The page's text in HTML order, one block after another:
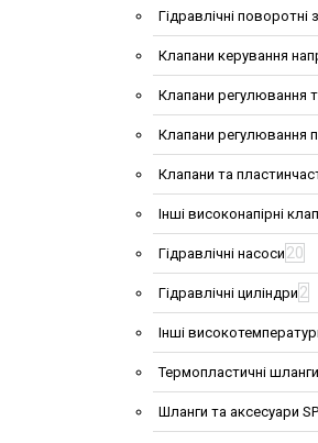
Гідравлічні поворотні
Клапани керування
Клапани регулювання
Клапани регулювання
Клапани та
Інші високонапірні
Гідравлічні насоси 20
Гідравлічні циліндри 2
Інші
Термопластичні
Шланги та аксесуари